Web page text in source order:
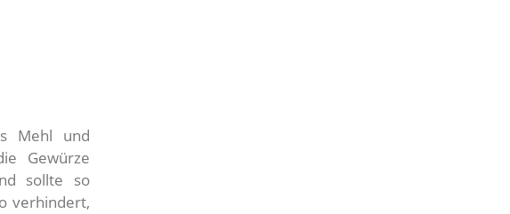
Mehl und
Gewürze
sollte so
verhindert,